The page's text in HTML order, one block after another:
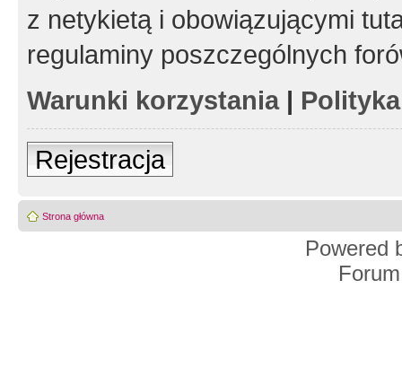
z netykietą i obowiązującymi
regulaminy poszczególnych
Warunki korzystania|
Rejestracja
Strona główna
Powered